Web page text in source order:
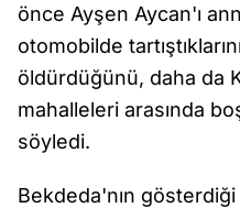
önce Ayşen Aycan'ı
otomobilde
öldürdüğünü, daha da
mahalleleri arasında
söyledi.
Bekdeda'nın